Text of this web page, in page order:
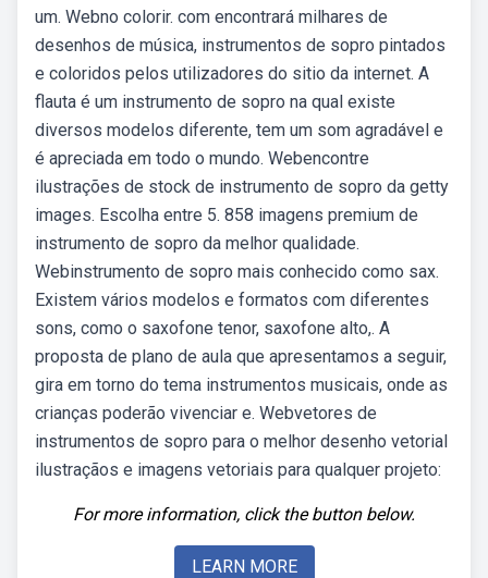
um. Webno colorir. com encontrará milhares de
desenhos de música, instrumentos de sopro pintados
e coloridos pelos utilizadores do sitio da internet. A
flauta é um instrumento de sopro na qual existe
diversos modelos diferente, tem um som agradável e
é apreciada em todo o mundo. Webencontre
ilustrações de stock de instrumento de sopro da getty
images. Escolha entre 5. 858 imagens premium de
instrumento de sopro da melhor qualidade.
Webinstrumento de sopro mais conhecido como sax.
Existem vários modelos e formatos com diferentes
sons, como o saxofone tenor, saxofone alto,. A
proposta de plano de aula que apresentamos a seguir,
gira em torno do tema instrumentos musicais, onde as
crianças poderão vivenciar e. Webvetores de
instrumentos de sopro para o melhor desenho vetorial
ilustraçãos e imagens vetoriais para qualquer projeto:
For more information, click the button below.
LEARN MORE